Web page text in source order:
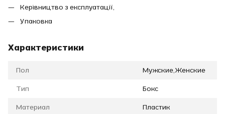
Керівництво з експлуатації,
Упаковка
Характеристики
Пол Мужские,Женские
Тип Бокс
Материал Пластик